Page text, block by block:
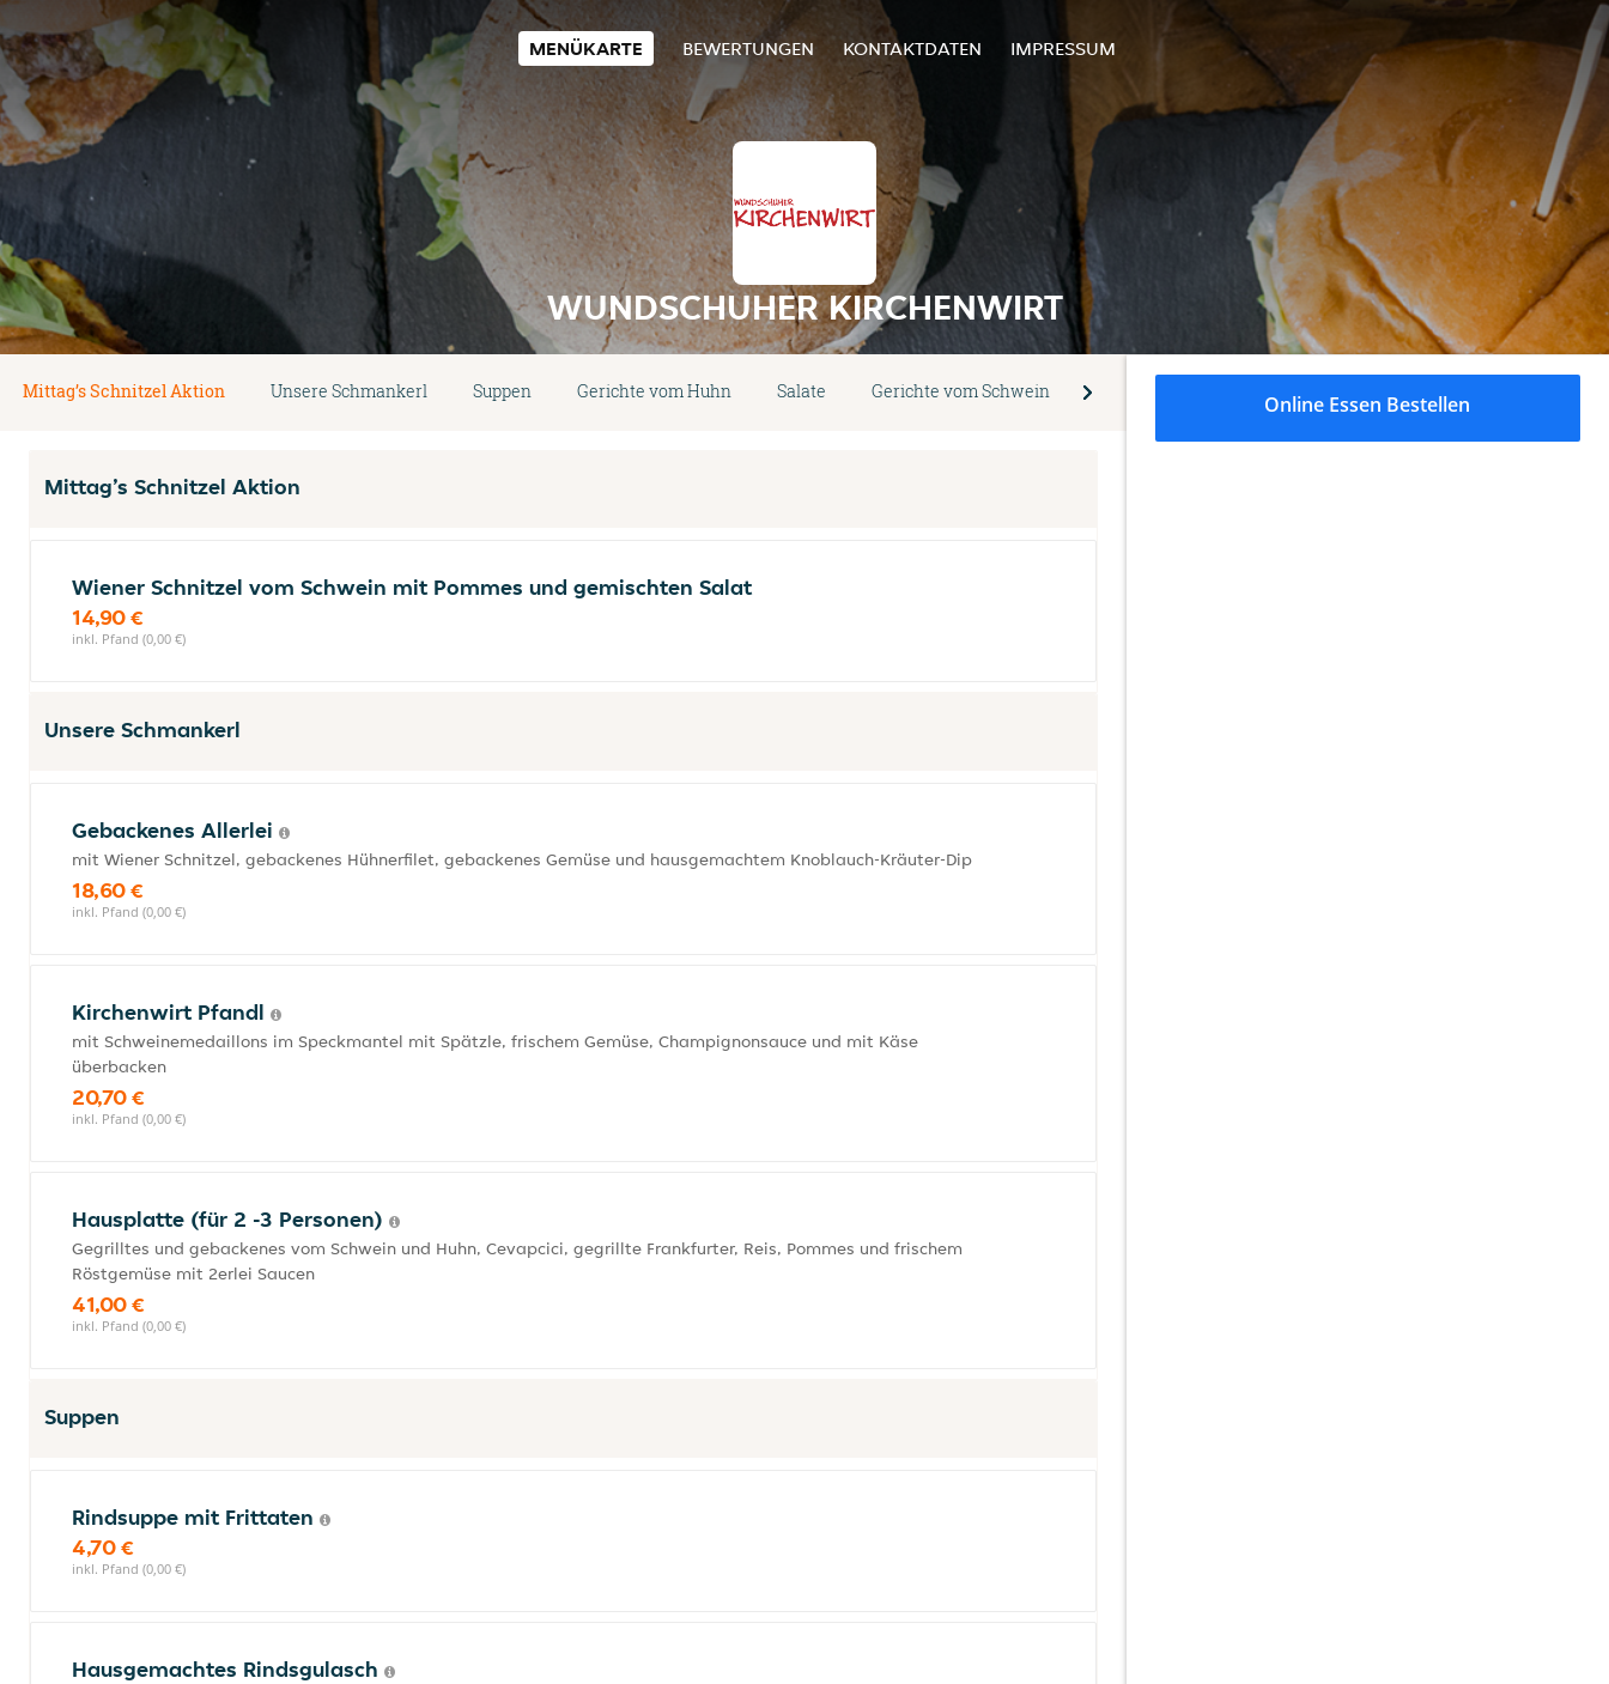
MENÜKARTE BEWERTUNGEN KONTAKTDATEN IMPRESSUM
WUNDSCHUHER KIRCHENWIRT
Mittag’s Schnitzel Aktion Unsere Schmankerl Suppen Gerichte vom Huhn Salate Gerichte vom Schwein Fisch - Vegetarisches
Mittag’s Schnitzel Aktion
Wiener Schnitzel vom Schwein mit Pommes und gemischten Salat
14,90 €
inkl. Pfand (0,00 €)
Unsere Schmankerl
Gebackenes Allerlei
mit Wiener Schnitzel, gebackenes Hühnerfilet, gebackenes Gemüse und hausgemachtem Knoblauch-Kräuter-Dip
18,60 €
inkl. Pfand (0,00 €)
Kirchenwirt Pfandl
mit Schweinemedaillons im Speckmantel mit Spätzle, frischem Gemüse, Champignonsauce und mit Käse
überbacken
20,70 €
inkl. Pfand (0,00 €)
Hausplatte (für 2 -3 Personen)
Gegrilltes und gebackenes vom Schwein und Huhn, Cevapcici, gegrillte Frankfurter, Reis, Pommes und frischem
Röstgemüse mit 2erlei Saucen
41,00 €
inkl. Pfand (0,00 €)
Suppen
Rindsuppe mit Frittaten
4,70 €
inkl. Pfand (0,00 €)
Hausgemachtes Rindsgulasch
Online Essen Bestellen